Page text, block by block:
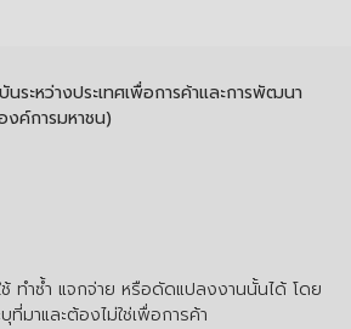
ทำซ้ำ แจกจ่าย หรือดัดแปลงงานนั้นได้ โดย
ที่มาและต้องไม่ใช่เพื่อการค้า
ะหว่างประเทศเพื่อการค้าและการพัฒนา
งค์การมหาชน)